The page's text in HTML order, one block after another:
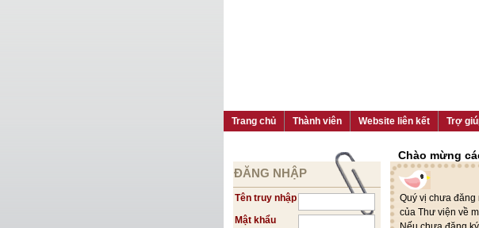
Trang chủ Thành viên Website liên kết Trợ
ĐĂNG NHẬP
Tên truy nhập
Mật khẩu
Chào mừng
Quý vị chưa đăng
của Thư viện về